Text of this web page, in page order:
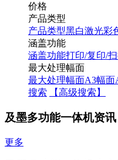
价格
产品类型
产品类型黑白激光彩
涵盖功能
涵盖功能打印/复印/
最大处理幅面
最大处理幅面A3幅面
搜索
【高级搜索】
及墨多功能一体机资讯
更多